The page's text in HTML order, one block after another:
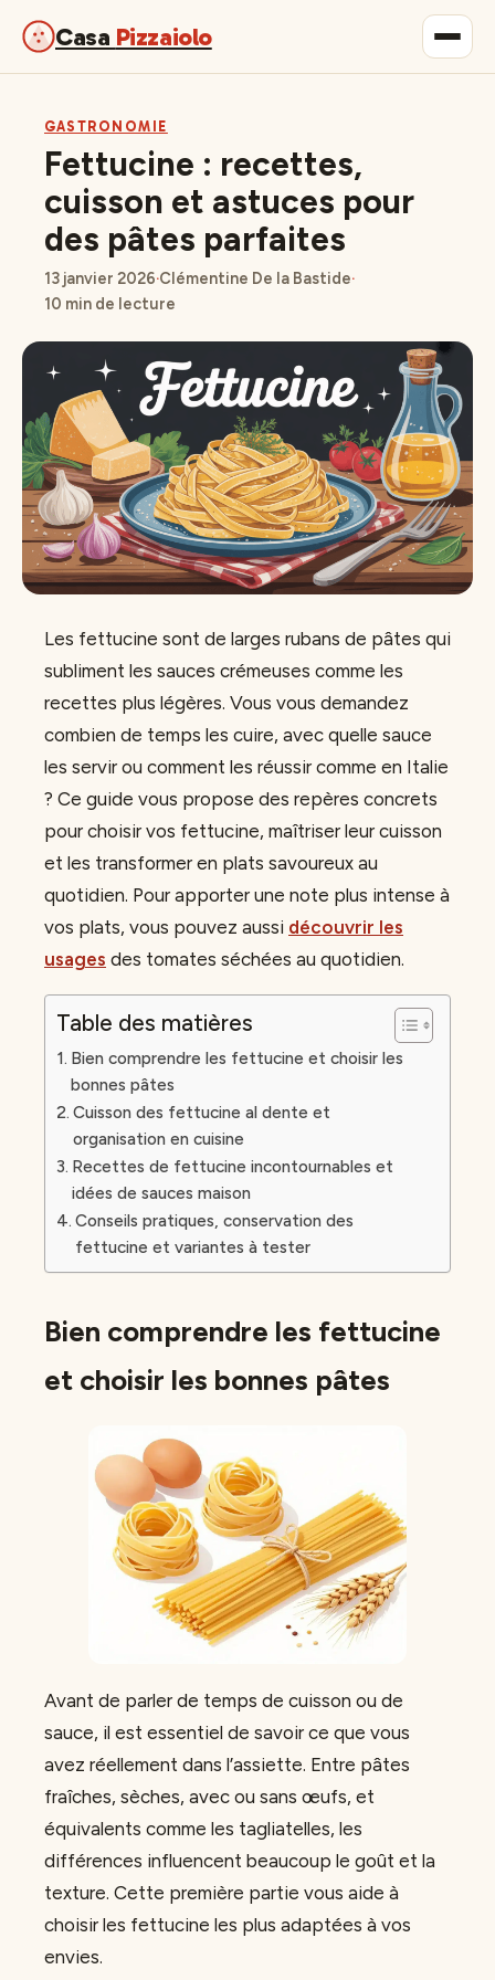
Casa Pizzaiolo
Maison & Déco
Lifestyle
GASTRONOMIE
Fettucine : recettes,
cuisson et astuces pour
des pâtes parfaites
13 janvier 2026·Clémentine De la Bastide·
10 min de lecture
Les fettucine sont de larges rubans de pâtes qui
subliment les sauces crémeuses comme les
recettes plus légères. Vous vous demandez
combien de temps les cuire, avec quelle sauce
les servir ou comment les réussir comme en Italie
? Ce guide vous propose des repères concrets
pour choisir vos fettucine, maîtriser leur cuisson
et les transformer en plats savoureux au
quotidien. Pour apporter une note plus intense à
vos plats, vous pouvez aussi découvrir les
usages des tomates séchées au quotidien.
Table des matières
Bien comprendre les fettucine et choisir les
bonnes pâtes
Cuisson des fettucine al dente et
organisation en cuisine
Recettes de fettucine incontournables et
idées de sauces maison
Conseils pratiques, conservation des
fettucine et variantes à tester
Bien comprendre les fettucine
et choisir les bonnes pâtes
Avant de parler de temps de cuisson ou de
sauce, il est essentiel de savoir ce que vous
avez réellement dans l’assiette. Entre pâtes
fraîches, sèches, avec ou sans œufs, et
équivalents comme les tagliatelles, les
différences influencent beaucoup le goût et la
texture. Cette première partie vous aide à
choisir les fettucine les plus adaptées à vos
envies.